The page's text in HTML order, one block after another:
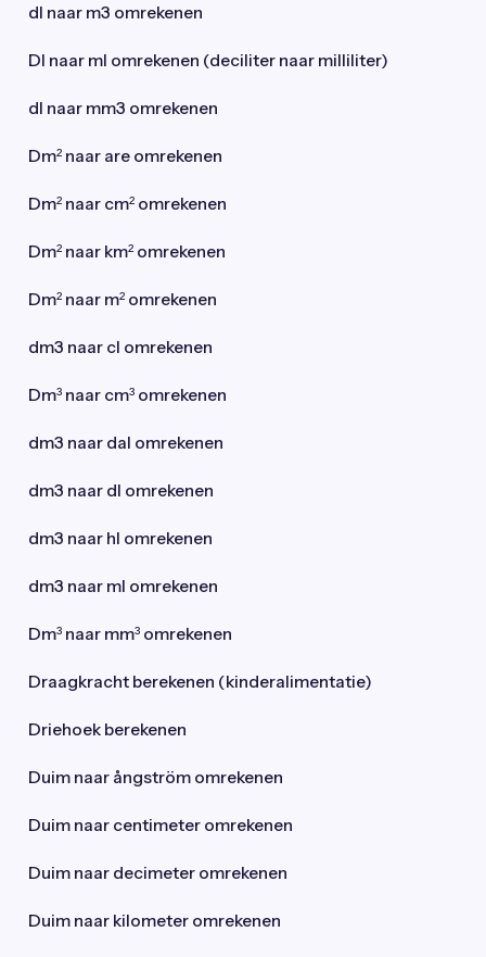
dl naar m3 omrekenen
Dl naar ml omrekenen (deciliter naar milliliter)
dl naar mm3 omrekenen
Dm² naar are omrekenen
Dm² naar cm² omrekenen
Dm² naar km² omrekenen
Dm² naar m² omrekenen
dm3 naar cl omrekenen
Dm³ naar cm³ omrekenen
dm3 naar dal omrekenen
dm3 naar dl omrekenen
dm3 naar hl omrekenen
dm3 naar ml omrekenen
Dm³ naar mm³ omrekenen
Draagkracht berekenen (kinderalimentatie)
Driehoek berekenen
Duim naar ångström omrekenen
Duim naar centimeter omrekenen
Duim naar decimeter omrekenen
Duim naar kilometer omrekenen